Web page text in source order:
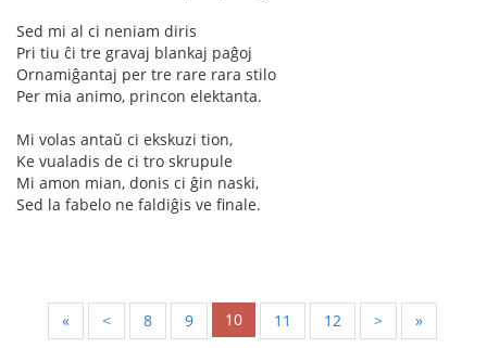
Sed mi al ci neniam diris
Pri tiu ĉi tre gravaj blankaj paĝoj
Ornamiĝantaj per tre rare rara stilo
Per mia animo, princon elektanta.
Mi volas antaŭ ci ekskuzi tion,
Ke vualadis de ci tro skrupule
Mi amon mian, donis ci ĝin naski,
Sed la fabelo ne faldiĝis ve finale.
« < 8 9 10 11 12 > »